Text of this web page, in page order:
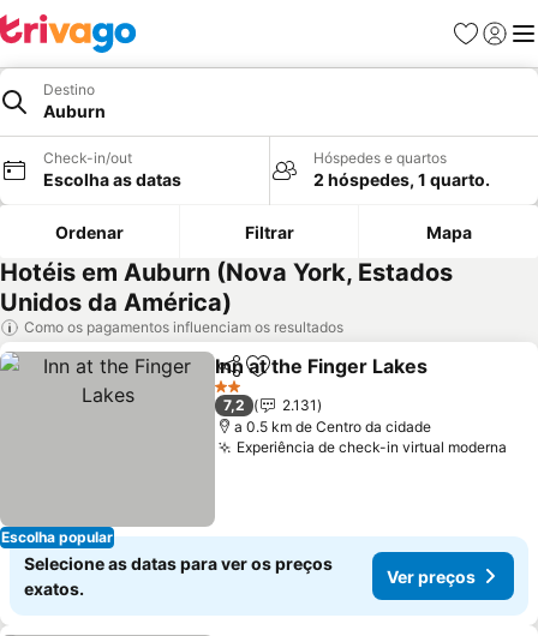
Favoritos
Iniciar
Destino
Auburn
Check-in/out
Escolha as datas
Hóspedes e quartos
2 hóspedes, 1 quarto.
Ordenar Filtrar Mapa
Hotéis em Auburn (Nova York, Estados
Unidos da América)
Como os pagamentos influenciam os resultados
Escolha popular
PartilharAdicionar aos favoritos
Inn at the Finger Lakes
2 Estrelas
7,2
2.131
a 0.5 km de Centro da cidade
Experiência de check-in virtual moderna
Selecione as datas para ver os preços
exatos.
Ver preços